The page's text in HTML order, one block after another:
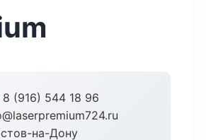
8 (916) 544 18 96
на-Дону